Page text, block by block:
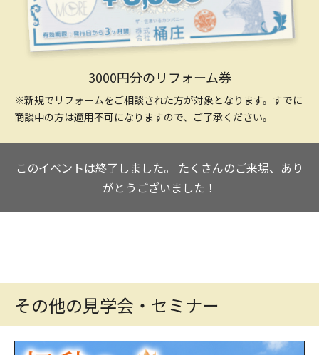
3000円分のリフォーム券
※新規でリフォームをご相談された方が対象となります。すでに
商談中の方は適用不可になりますので、ご了承ください。
このイベントは終了しました。 たくさんのご来場、あり
がとうございました！
その他の見学会・セミナー